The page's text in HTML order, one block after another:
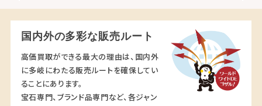
国内外の多彩な販売ルート
高価買取ができる最大の理由は、国内外
に多岐にわたる販売ルートを確保してい
ることにあります。
宝石専門、ブランド品専門など、各ジャン